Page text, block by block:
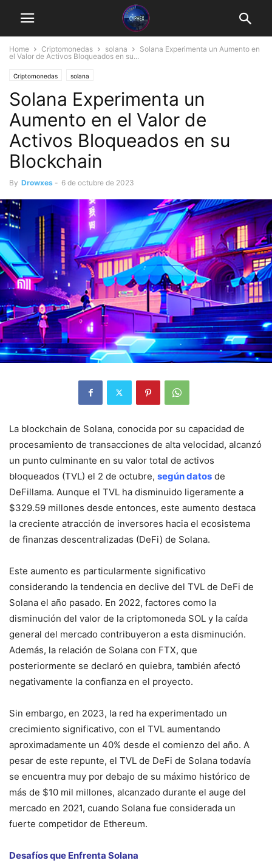
Home Criptomonedas solana
Solana Experimenta un Aumento en
el Valor de Activos Bloqueados en su...
Criptomonedas solana
Solana Experimenta un
Aumento en el Valor de
Activos Bloqueados en su
Blockchain
By Drowxes - 6 de octubre de 2023
La blockchain de Solana, conocida por su capacidad de
procesamiento de transacciones de alta velocidad, alcanzó
un punto culminante en su valor total de activos
bloqueados (TVL) el 2 de octubre, según datos de
DeFillama. Aunque el TVL ha disminuido ligeramente a
$329.59 millones desde entonces, este aumento destaca
la creciente atracción de inversores hacia el ecosistema
de finanzas descentralizadas (DeFi) de Solana.
Este aumento es particularmente significativo
considerando la tendencia en declive del TVL de DeFi de
Solana el año pasado. En 2022, factores como la
disminución del valor de la criptomoneda SOL y la caída
general del mercado contribuyeron a esta disminución.
Además, la relación de Solana con FTX, que
posteriormente se declaró en quiebra, también afectó
negativamente la confianza en el proyecto.
Sin embargo, en 2023, la red ha experimentado un
crecimiento significativo, con el TVL aumentando
aproximadamente un 40% desde el comienzo del año. A
pesar de este repunte, el TVL de DeFi de Solana todavía
se encuentra muy por debajo de su máximo histórico de
más de $10 mil millones, alcanzado durante el auge del
mercado en 2021, cuando Solana fue considerada un
fuerte competidor de Ethereum.
Desafíos que Enfrenta Solana